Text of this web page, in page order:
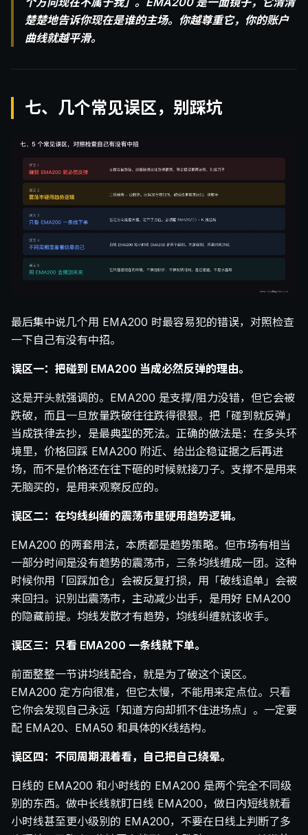
楚楚地告诉你现在是谁的主场。你越尊重它，你的账户
曲线就越平滑。
七、几个常见误区，别踩坑
最后集中说几个用 EMA200 时最容易犯的错误，对照检查
一下自己有没有中招。
误区一：把碰到 EMA200 当成必然反弹的理由。
这是开头就强调的。EMA200 是支撑/阻力没错，但它会被
跌破，而且一旦放量跌破往往跌得很狠。把「碰到就反弹」
当成铁律去抄，是最典型的死法。正确的做法是：在多头环
境里，价格回踩 EMA200 附近、给出企稳证据之后再进
场，而不是价格还在往下砸的时候就接刀子。支撑不是用来
无脑买的，是用来观察反应的。
误区二：在均线纠缠的震荡市里硬用趋势逻辑。
EMA200 的两套用法，本质都是趋势策略。但市场有相当
一部分时间是没有趋势的震荡市，三条均线缠成一团。这种
时候你用「回踩加仓」会被反复打损，用「破线追单」会被
来回扫。识别出震荡市，主动减少出手，是用好 EMA200
的隐藏前提。均线发散才有趋势，均线纠缠就该收手。
误区三：只看 EMA200 一条线就下单。
前面整整一节讲均线配合，就是为了破这个误区。
EMA200 定方向很准，但它太慢，不能用来定点位。只看
它你会发现自己永远「知道方向却抓不住进场点」。一定要
配 EMA20、EMA50 和具体的K线结构。
误区四：不同周期混着看，自己把自己绕晕。
日线的 EMA200 和小时线的 EMA200 是两个完全不同级
别的东西。做中长线就盯日线 EMA200，做日内短线就看
小时线甚至更小级别的 EMA200，不要在日线上判断了多